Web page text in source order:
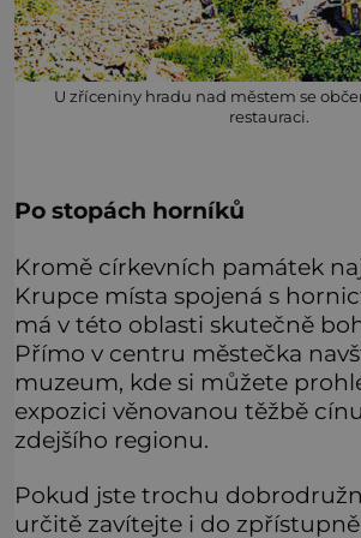
U zříceniny hradu nad městem se
restauraci.
Po stopách horníků
Kromě církevních památek
Krupce místa spojená s
má v této oblasti skutečně
Přímo v centru městečka
muzeum, kde si můžete
expozici věnovanou těžbě
zdejšího regionu.
Pokud jste trochu
určitě zavítejte i do